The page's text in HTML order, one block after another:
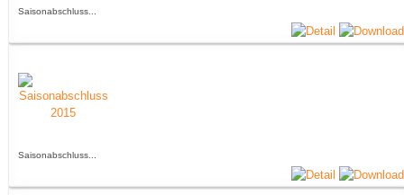
Saisonabschluss...
Saisonabschluss...